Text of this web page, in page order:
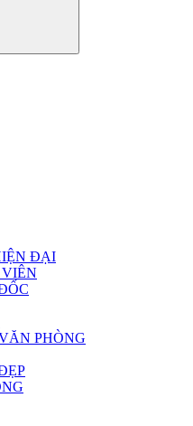
ĐẠI
PHÒNG